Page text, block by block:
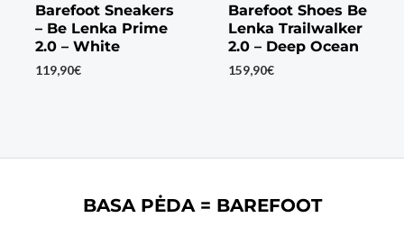
Barefoot Sneakers
– Be Lenka Prime
2.0 – White
119,90€
Barefoot Shoes Be
Lenka Trailwalker
2.0 – Deep Ocean
159,90€
BASA PĖDA = BAREFOOT